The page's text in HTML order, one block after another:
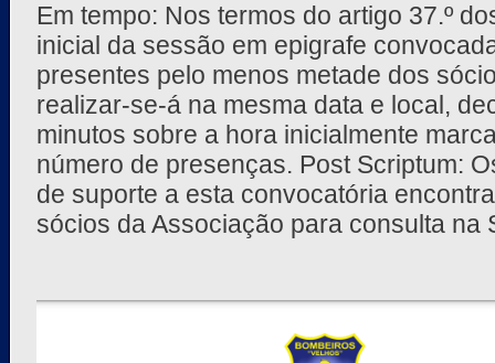
Em tempo: Nos termos do artigo 37.º
inicial da sessão em epigrafe
presentes pelo menos metade dos
realizar-se-á na mesma data e local,
minutos sobre a hora inicialmente
número de presenças. Post Scriptum:
de suporte a esta convocatória
sócios da Associação para consulta na